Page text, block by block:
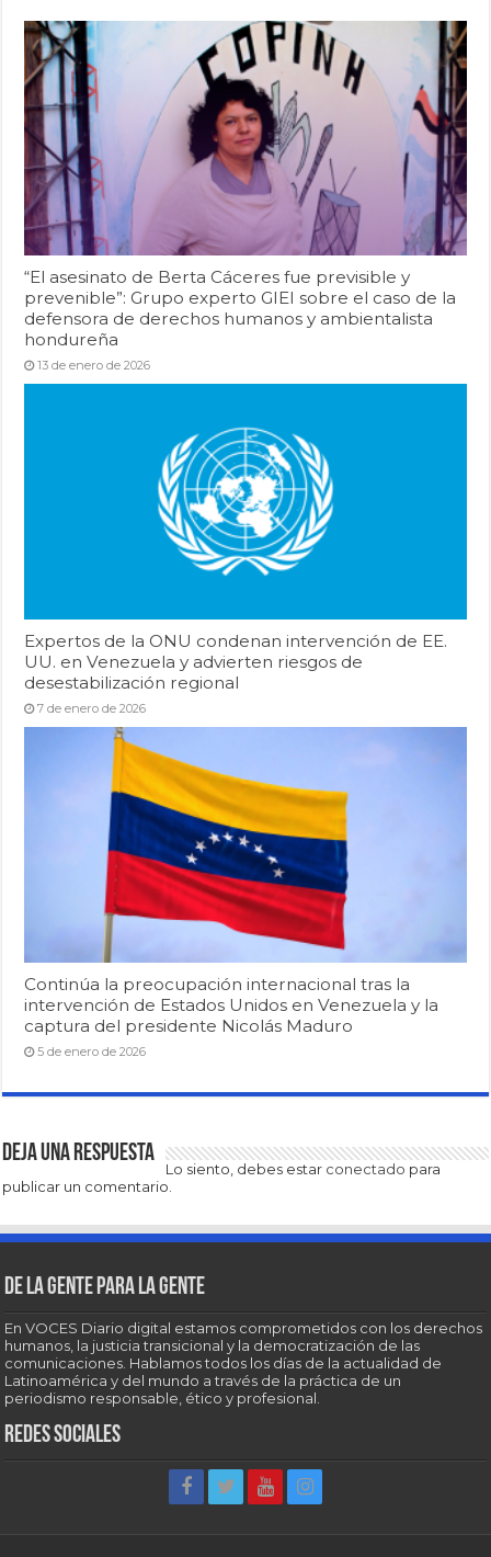
“El asesinato de Berta Cáceres fue previsible y
prevenible”: Grupo experto GIEI sobre el caso de la
defensora de derechos humanos y ambientalista
hondureña
13 de enero de 2026
Expertos de la ONU condenan intervención de EE.
UU. en Venezuela y advierten riesgos de
desestabilización regional
7 de enero de 2026
Continúa la preocupación internacional tras la
intervención de Estados Unidos en Venezuela y la
captura del presidente Nicolás Maduro
5 de enero de 2026
Deja una respuesta
Lo siento, debes estar conectado para
publicar un comentario.
De la gente para la gente
En VOCES Diario digital estamos comprometidos con los derechos
humanos, la justicia transicional y la democratización de las
comunicaciones. Hablamos todos los días de la actualidad de
Latinoamérica y del mundo a través de la práctica de un
periodismo responsable, ético y profesional.
Redes sociales